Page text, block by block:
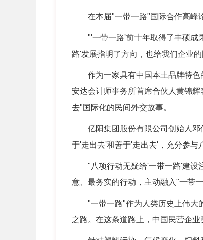
在本届"一带一路"国际合作高峰论
"'一带一路'前十年取得了丰硕成果
路'发展指明了方向，也给我们企业
作为一家具有中国本土品牌特色
安达会计师事务所首席合伙人黄锦
去"国际化的民间外交故事。
亿阳集团股份有限公司创始人邓
于'走出去'和善于'走出去'，充分参与
"八项行动无疑给'一带一路'建设注
意、最务实的行动，主动融入"一带
"一带一路"作为人类历史上伟大的
之路。在这条道路上，中国民营企